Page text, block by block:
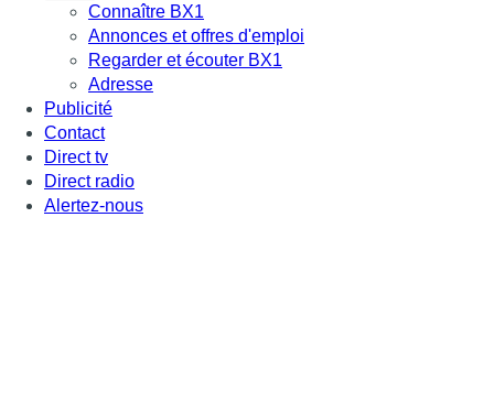
Connaître BX1
Annonces et offres d'emploi
Regarder et écouter BX1
Adresse
Publicité
Contact
Direct tv
Direct radio
Alertez-nous